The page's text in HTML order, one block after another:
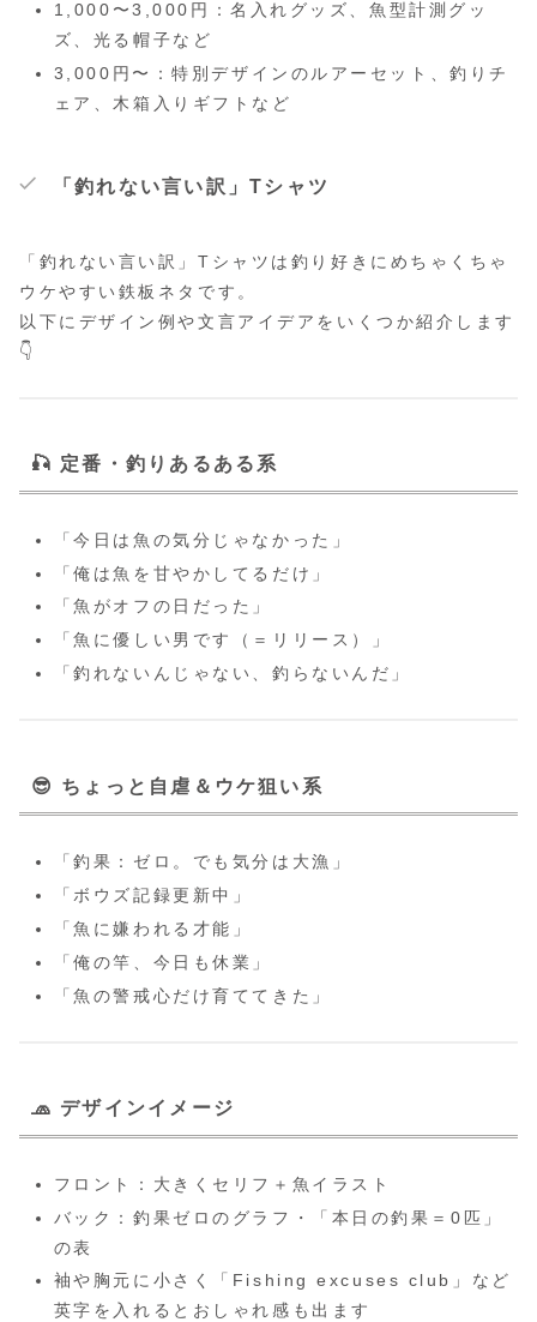
1,000〜3,000円：名入れグッズ、魚型計測グッ
ズ、光る帽子など
3,000円〜：特別デザインのルアーセット、釣りチ
ェア、木箱入りギフトなど
「釣れない言い訳」Tシャツ
「釣れない言い訳」Tシャツは釣り好きにめちゃくちゃ
ウケやすい鉄板ネタです。
以下にデザイン例や文言アイデアをいくつか紹介します
👇
🎣 定番・釣りあるある系
「今日は魚の気分じゃなかった」
「俺は魚を甘やかしてるだけ」
「魚がオフの日だった」
「魚に優しい男です（＝リリース）」
「釣れないんじゃない、釣らないんだ」
😎 ちょっと自虐＆ウケ狙い系
「釣果：ゼロ。でも気分は大漁」
「ボウズ記録更新中」
「魚に嫌われる才能」
「俺の竿、今日も休業」
「魚の警戒心だけ育ててきた」
🧢 デザインイメージ
フロント：大きくセリフ＋魚イラスト
バック：釣果ゼロのグラフ・「本日の釣果＝0匹」
の表
袖や胸元に小さく「Fishing excuses club」など
英字を入れるとおしゃれ感も出ます